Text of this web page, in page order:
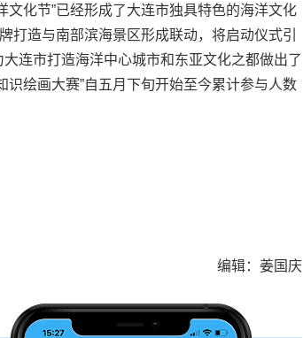
化节”已经形成了大连市独具特色的海洋文化
打造与南部滨海景区形成联动，将启动仪式引
连市打造海洋中心城市和东亚文化之都做出了
绘画大赛”自五月下旬开始至今累计参与人数
编辑：姜国庆